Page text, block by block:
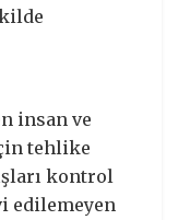
insan ve
tehlike
kontrol
edilemeyen